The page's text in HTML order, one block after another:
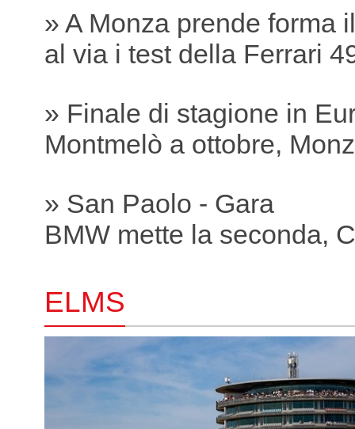
» A Monza prende forma
al via i test della Ferrari
» Finale di stagione in
Montmelò a ottobre,
» San Paolo - Gara
BMW mette la seconda,
ELMS